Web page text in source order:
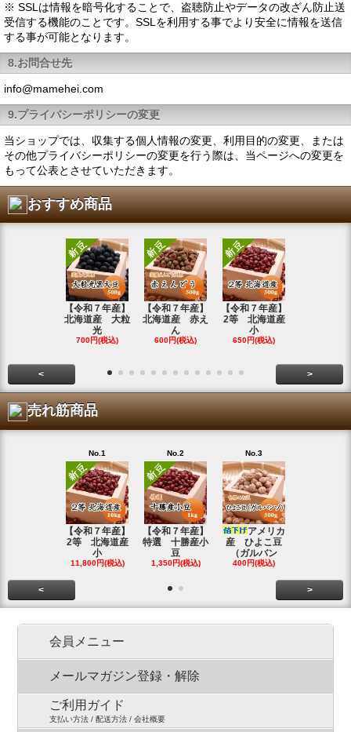
※ SSLは情報を暗号化することで、盗聴防止やデータの改ざん防止送
受信する機能のことです。SSLを利用する事でより安全に情報を送信
する事が可能となります。
8.お問合せ先
info@mamehei.com
9.プライバシーポリシーの変更
当ショップでは、収集する個人情報の変更、利用目的の変更、または
その他プライバシーポリシーの変更を行う際は、当ページへの変更を
もって公表とさせていただきます。
おすすめ商品
【令和７年産】
北海道産 大粒
光
700円(税込)
【令和７年産】
北海道産 赤え
ん
600円(税込)
【令和７年産】
2等 北海道産
小
650円(税込)
< >
売れ筋商品
No.1
【令和７年産】
2等 北海道産
小
11,800円(税込)
No.2
【令和７年産】
特選 十勝産小
豆
1,350円(税込)
No.3
アメリカ
産 ひよこ豆
（ガルバン
400円(税込)
< >
会員メニュー
メールマガジン登録・解除
ご利用ガイド
支払い方法 / 配送方法 / 会社概要